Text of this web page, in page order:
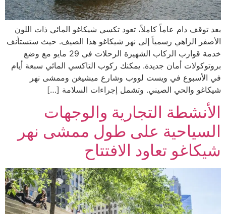
بعد توقف دام عاماً كاملاً، تعود تكسي شيكاغو المائي ذات اللون
الأصفر الزاهي رسمياً إلى نهر شيكاغو هذا الصيف. حيث ستستأنف
خدمة قوارب الركاب الشهيرة الرحلات في 29 مايو مع وضع
بروتوكولات أمان جديدة. يمكنك ركوب التاكسي المائي سبعة أيام
في الأسبوع في ويست لووب وشارع ميشيغن وممشى نهر
شيكاغو والحي الصيني. وتشمل إجراءات السلامة […]
الأنشطة التجارية والوجهات
السياحية على طول ممشى نهر
شيكاغو تعاود الافتتاح